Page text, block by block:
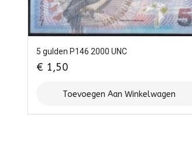
5 gulden P146 2000 UNC
€ 1,50
Toevoegen Aan Winkelwagen